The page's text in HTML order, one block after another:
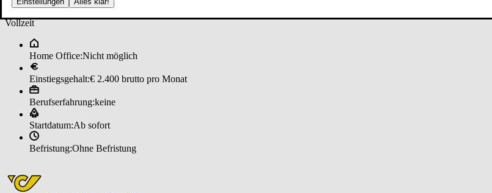
Vollzeit
Home Office:Nicht möglich
Einstiegsgehalt:€ 2.400 brutto pro Monat
Berufserfahrung:keine
Startdatum:Ab sofort
Befristung:Ohne Befristung